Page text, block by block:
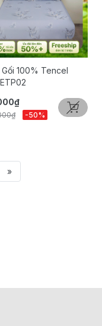
Gối 100% Tencel
-50%
»